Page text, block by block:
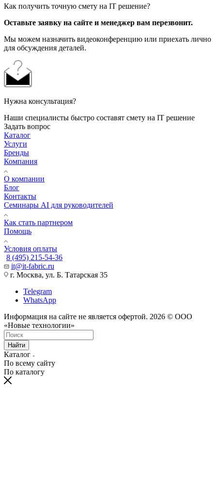
Как получить точную смету на IT решение?
Оставьте заявку на сайте и менеджер вам перезвонит.
Мы можем назначить видеоконференцию или приехать лично
для обсуждения деталей.
Нужна консультация?
Наши специалисты быстро составят смету на IT решение
Задать вопрос
Каталог
Услуги
Бренды
Компания
О компании
Блог
Контакты
Семинары AI для руководителей
Как стать партнером
Помощь
Условия оплаты
8 (495) 215-54-36
it@it-fabric.ru
г. Москва, ул. Б. Татарская 35
Telegram
WhatsApp
Информация на сайте не является офертой. 2026 © ООО
«Новые технологии»
Найти
Каталог
По всему сайту
По каталогу